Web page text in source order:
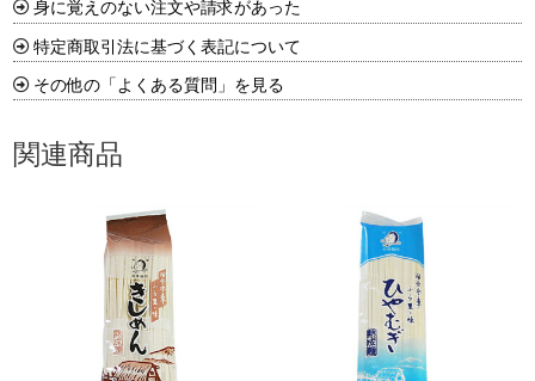
身に覚えのない注文や請求があった
特定商取引法に基づく表記について
その他の「よくある質問」を見る
関連商品